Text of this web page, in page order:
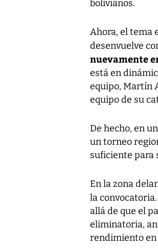
bolivianos.
Ahora, el tema
desenvuelve
nuevamente
está en
equipo, Martín
equipo de su
De hecho, en
un torneo
suficiente para
En la zona
la
allá de que el
eliminatoria,
rendimiento en